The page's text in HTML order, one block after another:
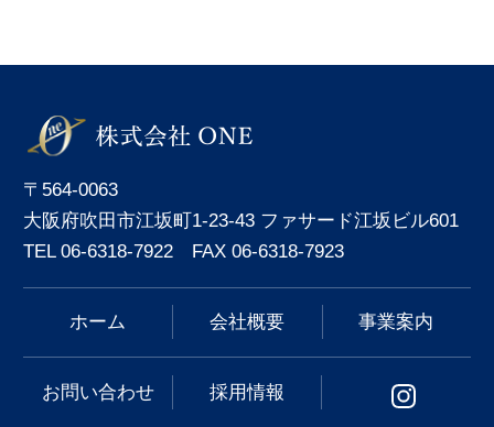
〒564-0063
大阪府吹田市江坂町1-23-43 ファサード江坂ビル601
TEL 06-6318-7922 FAX 06-6318-7923
ホーム 会社概要 事業案内
お問い合わせ 採用情報